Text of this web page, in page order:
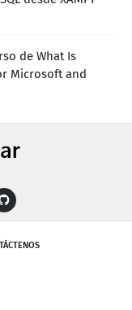
de What Is
Microsoft and